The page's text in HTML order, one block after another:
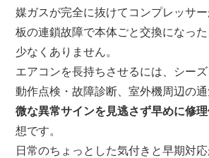
媒ガスが完全に抜けてコンプレッサ
板の連鎖故障で本体ごと交換になっ
少なくありません。
エアコンを長持ちさせるには、シー
動作点検・故障診断、室外機周辺の
微な異常サインを見逃さず早めに修
想です。
日常のちょっとした気付きと早期対